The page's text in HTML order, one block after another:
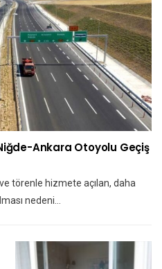
Ankara Otoyolu Geçiş
törenle hizmete açılan, daha
nedeni…